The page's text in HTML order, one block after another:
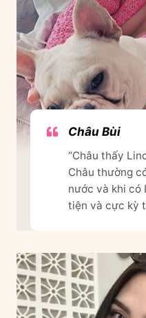
Châu Bùi
“Châu thấy
Châu thường
nước và khi
tiện và cực kỳ